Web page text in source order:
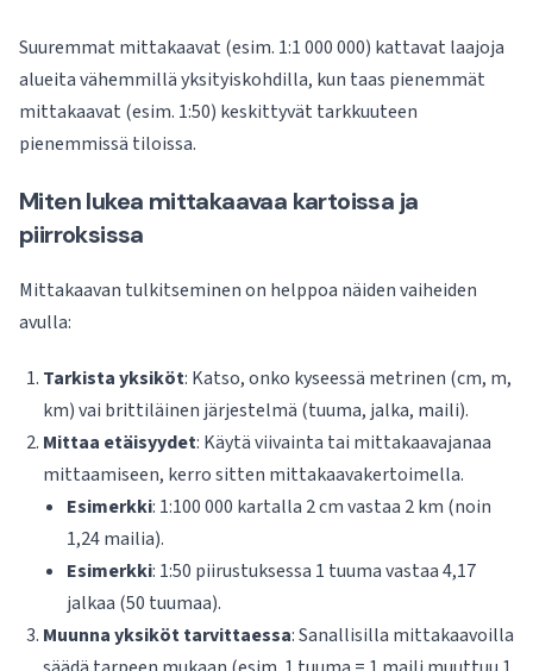
Suuremmat mittakaavat (esim. 1:1 000 000) kattavat laajoja
alueita vähemmillä yksityiskohdilla, kun taas pienemmät
mittakaavat (esim. 1:50) keskittyvät tarkkuuteen
pienemmissä tiloissa.
Miten lukea mittakaavaa kartoissa ja
piirroksissa
Mittakaavan tulkitseminen on helppoa näiden vaiheiden
avulla:
Tarkista yksiköt: Katso, onko kyseessä metrinen (cm, m,
km) vai brittiläinen järjestelmä (tuuma, jalka, maili).
Mittaa etäisyydet: Käytä viivainta tai mittakaavajanaa
mittaamiseen, kerro sitten mittakaavakertoimella.
Esimerkki: 1:100 000 kartalla 2 cm vastaa 2 km (noin
1,24 mailia).
Esimerkki: 1:50 piirustuksessa 1 tuuma vastaa 4,17
jalkaa (50 tuumaa).
Muunna yksiköt tarvittaessa: Sanallisilla mittakaavoilla